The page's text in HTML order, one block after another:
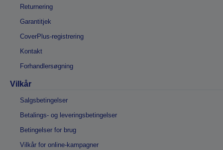
Returnering
Garantitjek
CoverPlus-registrering
Kontakt
Forhandlersøgning
Vilkår
Salgsbetingelser
Betalings- og leveringsbetingelser
Betingelser for brug
Vilkår for online-kampagner